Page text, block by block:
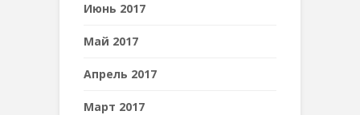
Июнь 2017
Май 2017
Апрель 2017
Март 2017